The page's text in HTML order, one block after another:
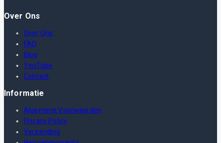
Over Ons
Over Ons
FAQ
Blog
YouTube
Contact
Informatie
Algemene Voorwaarden
Privacy Policy
Verzending